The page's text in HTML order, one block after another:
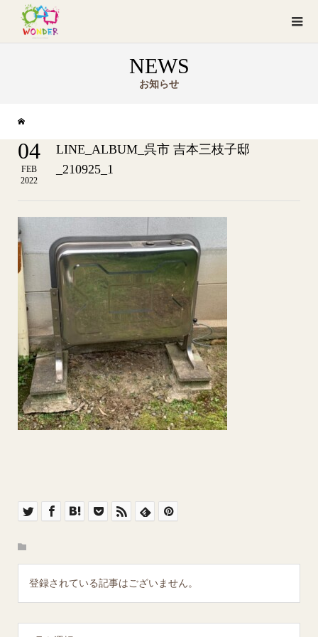
NEWS
お知らせ
04
FEB
2022
LINE_ALBUM_呉市 吉本三枝子邸
_210925_1
登録されている記事はございません。